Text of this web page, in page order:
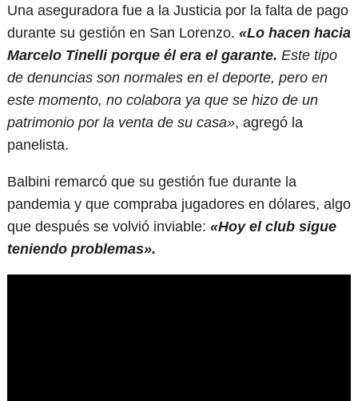
Una aseguradora fue a la Justicia por la falta de pago
durante su gestión en San Lorenzo. «Lo hacen hacia
Marcelo Tinelli porque él era el garante. Este tipo
de denuncias son normales en el deporte, pero en
este momento, no colabora ya que se hizo de un
patrimonio por la venta de su casa», agregó la
panelista.
Balbini remarcó que su gestión fue durante la
pandemia y que compraba jugadores en dólares, algo
que después se volvió inviable: «Hoy el club sigue
teniendo problemas».